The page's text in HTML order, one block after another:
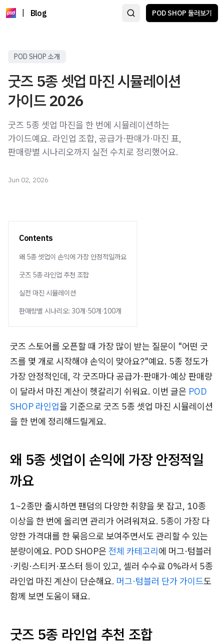
Blog POD SHOP 둘러보기
POD SHOP 소개
굿즈 5종 셋업 마진 시뮬레이션
가이드 2026
굿즈 5종 셋업 마진을 한 번에 시뮬레이션하는
가이드예요. 라인업 조합, 공급가·판매가·마진 표,
판매량별 시나리오까지 실전 수치로 정리했어요.
Jun 02, 2026
Contents
왜 5종 셋업이 손익에 가장 안정적일까요
굿즈 5종 라인업 추천 조합
실전 마진 시뮬레이션
판매량별 시나리오: 30개·50개·100개
굿즈 스토어를 오픈할 때 가장 많이 받는 질문이 "어떤 굿
즈를 몇 개로 시작해야 손익이 맞아요?"예요. 5종 정도가
가장 안정적인데, 각 굿즈마다 공급가·판매가·예상 판매량
이 달라서 마진 계산이 헷갈리기 쉬워요. 이번 글은 POD
SHOP 라인업을 기준으로 굿즈 5종 셋업 마진 시뮬레이션
을 한 번에 정리해드릴게요.
왜 5종 셋업이 손익에 가장 안정적일
까요
1~2종만 출시하면 팬덤의 다양한 취향을 못 잡고, 10종
이상을 한 번에 올리면 관리가 어려워져요. 5종이 가장 다
양한 가격대를 한 묶음으로 보여주면서도 관리할 수 있는
분량이에요. POD SHOP은 전체 카테고리에 머그·텀블러
·키링·스티커·포스터 등이 있고, 셀러 수수료 0%라서 5종
라인업 마진 계산이 단순해요. 머그·텀블러 단가 가이드도
함께 보면 도움이 돼요.
굿즈 5종 라인업 추천 조합